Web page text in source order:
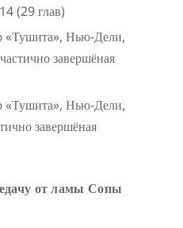
(29 глав)
«Тушита», Нью-Дели,
завершёная
«Тушита», Нью-Дели,
завершёная
от ламы Сопы